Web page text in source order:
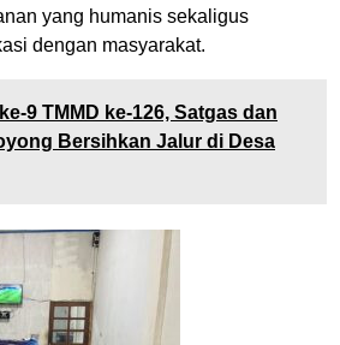
yang humanis sekaligus
dengan masyarakat.
9 TMMD ke-126, Satgas dan
Bersihkan Jalur di Desa